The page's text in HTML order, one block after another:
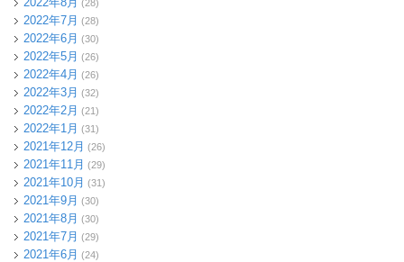
(28)
2022年7月 (28)
2022年6月 (30)
2022年5月 (26)
2022年4月 (26)
2022年3月 (32)
2022年2月 (21)
2022年1月 (31)
2021年12月 (26)
2021年11月 (29)
2021年10月 (31)
2021年9月 (30)
2021年8月 (30)
2021年7月 (29)
2021年6月 (24)